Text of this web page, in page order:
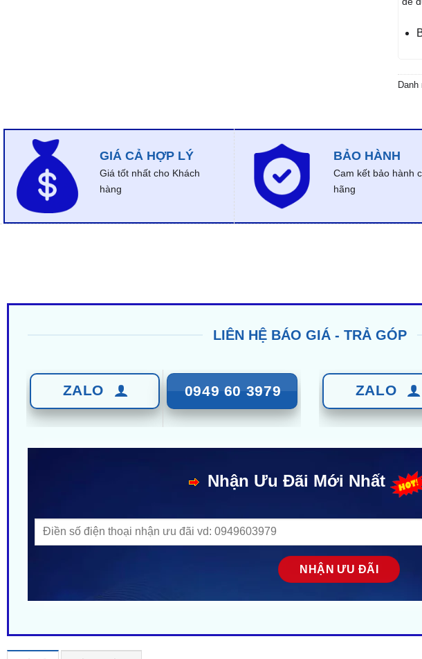
Danh
GIÁ CẢ HỢP LÝ
Giá tốt nhất cho Khách
hàng
BẢO HÀNH
Cam kết bảo hành
hãng
LIÊN HỆ BÁO GIÁ - TRẢ GÓP
ZALO 0949 60 3979 ZALO
Nhận Ưu Đãi Mới Nhất